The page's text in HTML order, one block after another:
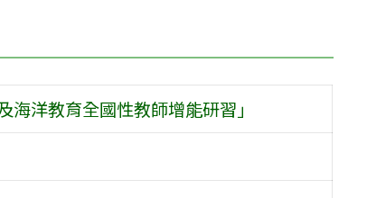
洋教育全國性教師增能研習」